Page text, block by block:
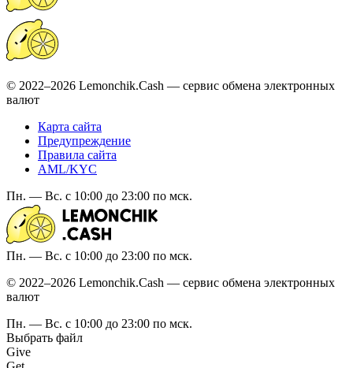
© 2022–2026 Lemonchik.Cash — сервис обмена электронных
валют
Карта сайта
Предупреждение
Правила сайта
AML/KYC
Пн. — Вс. с 10:00 до 23:00 по мск.
Пн. — Вс. с 10:00 до 23:00 по мск.
© 2022–2026 Lemonchik.Cash — сервис обмена электронных
валют
Пн. — Вс. с 10:00 до 23:00 по мск.
Выбрать файл
Give